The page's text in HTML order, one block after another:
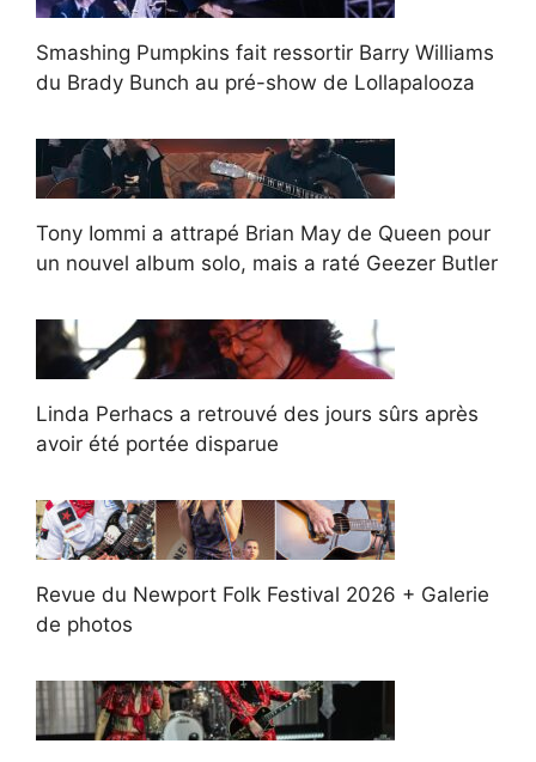
Smashing Pumpkins fait ressortir Barry Williams
du Brady Bunch au pré-show de Lollapalooza
Tony Iommi a attrapé Brian May de Queen pour
un nouvel album solo, mais a raté Geezer Butler
Linda Perhacs a retrouvé des jours sûrs après
avoir été portée disparue
Revue du Newport Folk Festival 2026 + Galerie
de photos